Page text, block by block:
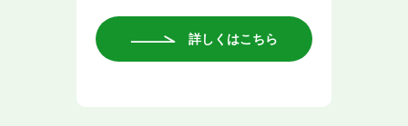
詳しくはこちら